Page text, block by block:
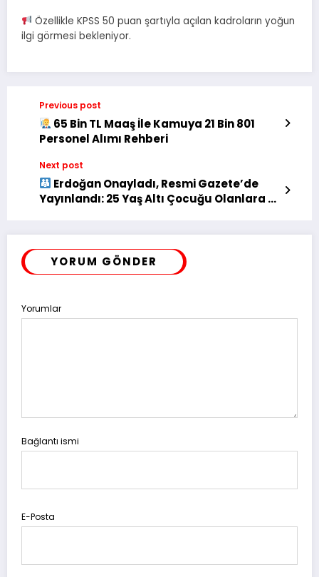
Özellikle KPSS 50 puan şartıyla açılan kadroların yoğun
ilgi görmesi bekleniyor.
Previous post
65 Bin TL Maaş İle Kamuya 21 Bin 801
Personel Alımı Rehberi
Next post
Erdoğan Onayladı, Resmi Gazete’de
Yayınlandı: 25 Yaş Altı Çocuğu Olanlara 13
YORUM GÖNDER
Yorumlar
Bağlantı ismi
E-Posta